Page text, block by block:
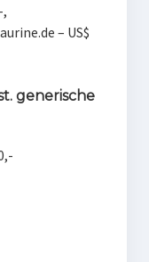
– US$
generische